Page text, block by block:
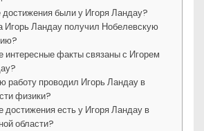
достижения были у Игоря Ландау?
Игорь Ландау получил Нобелевскую
интересные факты связаны с Игорем
работу проводил Игорь Ландау в
физики?
достижения есть у Игоря Ландау в
области?